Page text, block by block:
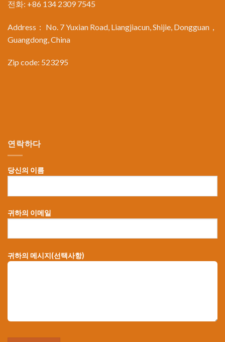
전화: +86 134 2309 7545
Address： No. 7 Yuxian Road, Liangjiacun, Shijie, Dongguan，
Guangdong, China
Zip code: 523295
연락하다
당신의 이름
귀하의 이메일
귀하의 메시지(선택사항)